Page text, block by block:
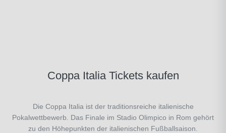
Coppa Italia Tickets kaufen
Die Coppa Italia ist der traditionsreiche italienische
Pokalwettbewerb. Das Finale im Stadio Olimpico in Rom gehört
zu den Höhepunkten der italienischen Fußballsaison.